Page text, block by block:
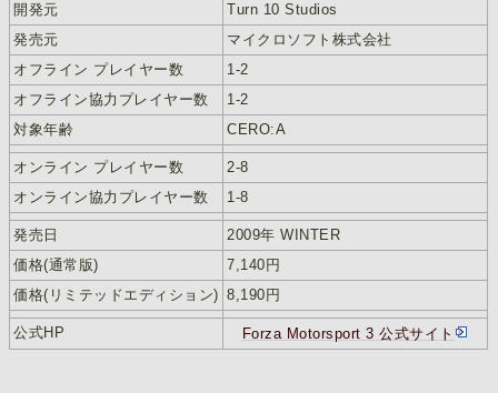
開発元
Turn 10 Studios
発売元
マイクロソフト株式会社
オフライン プレイヤー数
1-2
オフライン協力プレイヤー数
1-2
対象年齢
CERO:A
オンライン プレイヤー数
2-8
オンライン協力プレイヤー数
1-8
発売日
2009年 WINTER
価格(通常版)
7,140円
価格(リミテッドエディション) 8,190円
公式HP Forza Motorsport 3 公式サイト